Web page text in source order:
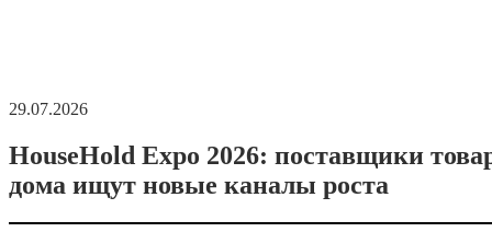
29.07.2026
HouseHold Expo 2026: поставщики
дома ищут новые каналы роста